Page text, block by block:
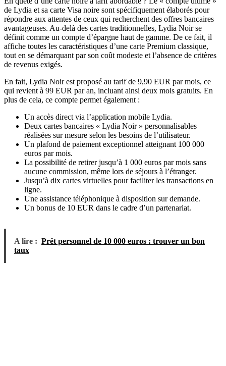
de Lydia et sa carte Visa noire sont spécifiquement élaborés pour
répondre aux attentes de ceux qui recherchent des offres bancaires
avantageuses. Au-delà des cartes traditionnelles, Lydia Noir se
définit comme un compte d’épargne haut de gamme. De ce fait, il
affiche toutes les caractéristiques d’une carte Premium classique,
tout en se démarquant par son coût modeste et l’absence de critères
de revenus exigés.
En fait, Lydia Noir est proposé au tarif de 9,90 EUR par mois, ce
qui revient à 99 EUR par an, incluant ainsi deux mois gratuits. En
plus de cela, ce compte permet également :
Un accès direct via l’application mobile Lydia.
Deux cartes bancaires « Lydia Noir » personnalisables
réalisées sur mesure selon les besoins de l’utilisateur.
Un plafond de paiement exceptionnel atteignant 100 000
euros par mois.
La possibilité de retirer jusqu’à 1 000 euros par mois sans
aucune commission, même lors de séjours à l’étranger.
Jusqu’à dix cartes virtuelles pour faciliter les transactions en
ligne.
Une assistance téléphonique à disposition sur demande.
Un bonus de 10 EUR dans le cadre d’un partenariat.
A lire : Prêt personnel de 10 000 euros : trouver un bon
taux